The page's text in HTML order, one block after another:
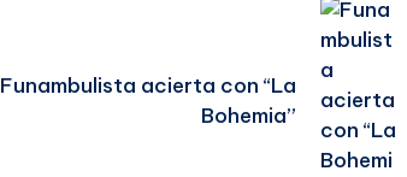
Funambulista acierta con “La
Bohemia”